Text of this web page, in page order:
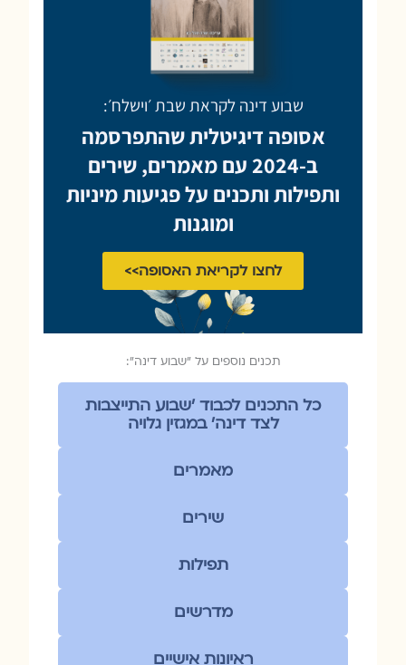
שבוע דינה לקראת שבת ׳וישלח׳:
אסופה דיגיטלית שהתפרסמה
ב-2024 עם מאמרים, שירים
ותפילות ותכנים על פגיעות מיניות
ומוגנות
לחצו לקריאת האסופה>>
תכנים נוספים על ״שבוע דינה״:
כל התכנים לכבוד ׳שבוע התייצבות
לצד דינה׳ במגזין גלויה
מאמרים
שירים
תפילות
מדרשים
ראיונות אישיים